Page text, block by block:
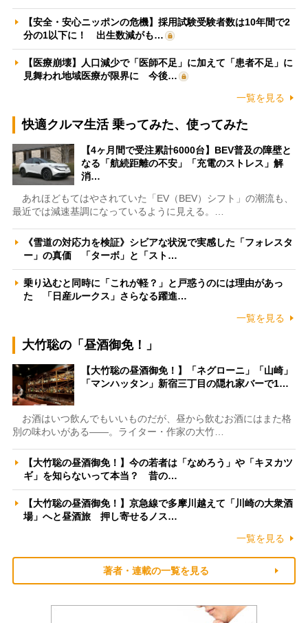
【安全・安心ニッポンの危機】採用試験受験者数は10年間で2
分の1以下に！ 出生数減がも…
【医療崩壊】人口減少で「医師不足」に加えて「患者不足」に
見舞われ地域医療が限界に 今後…
一覧を見る
快適クルマ生活 乗ってみた、使ってみた
【4ヶ月間で受注累計6000台】BEV普及の障壁と
なる「航続距離の不安」「充電のストレス」解
消…
あれほどもてはやされていた「EV（BEV）シフト」の潮流も、
最近では減速基調になっているように見える。…
《雪道の対応力を検証》シビアな状況で実感した「フォレスタ
ー」の真価 「ターボ」と「スト…
乗り込むと同時に「これが軽？」と戸惑うのには理由があっ
た 「日産ルークス」さらなる躍進…
一覧を見る
大竹聡の「昼酒御免！」
【大竹聡の昼酒御免！】「ネグローニ」「山崎」
「マンハッタン」新宿三丁目の隠れ家バーで1…
お酒はいつ飲んでもいいものだが、昼から飲むお酒にはまた格
別の味わいがある――。ライター・作家の大竹…
【大竹聡の昼酒御免！】今の若者は「なめろう」や「キヌカツ
ギ」を知らないって本当？ 昔の…
【大竹聡の昼酒御免！】京急線で多摩川越えて「川崎の大衆酒
場」へと昼酒旅 押し寄せるノス…
一覧を見る
著者・連載の一覧を見る